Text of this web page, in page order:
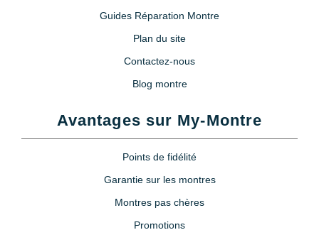
Guides Réparation Montre
Plan du site
Contactez-nous
Blog montre
Avantages sur My-Montre
Points de fidélité
Garantie sur les montres
Montres pas chères
Promotions